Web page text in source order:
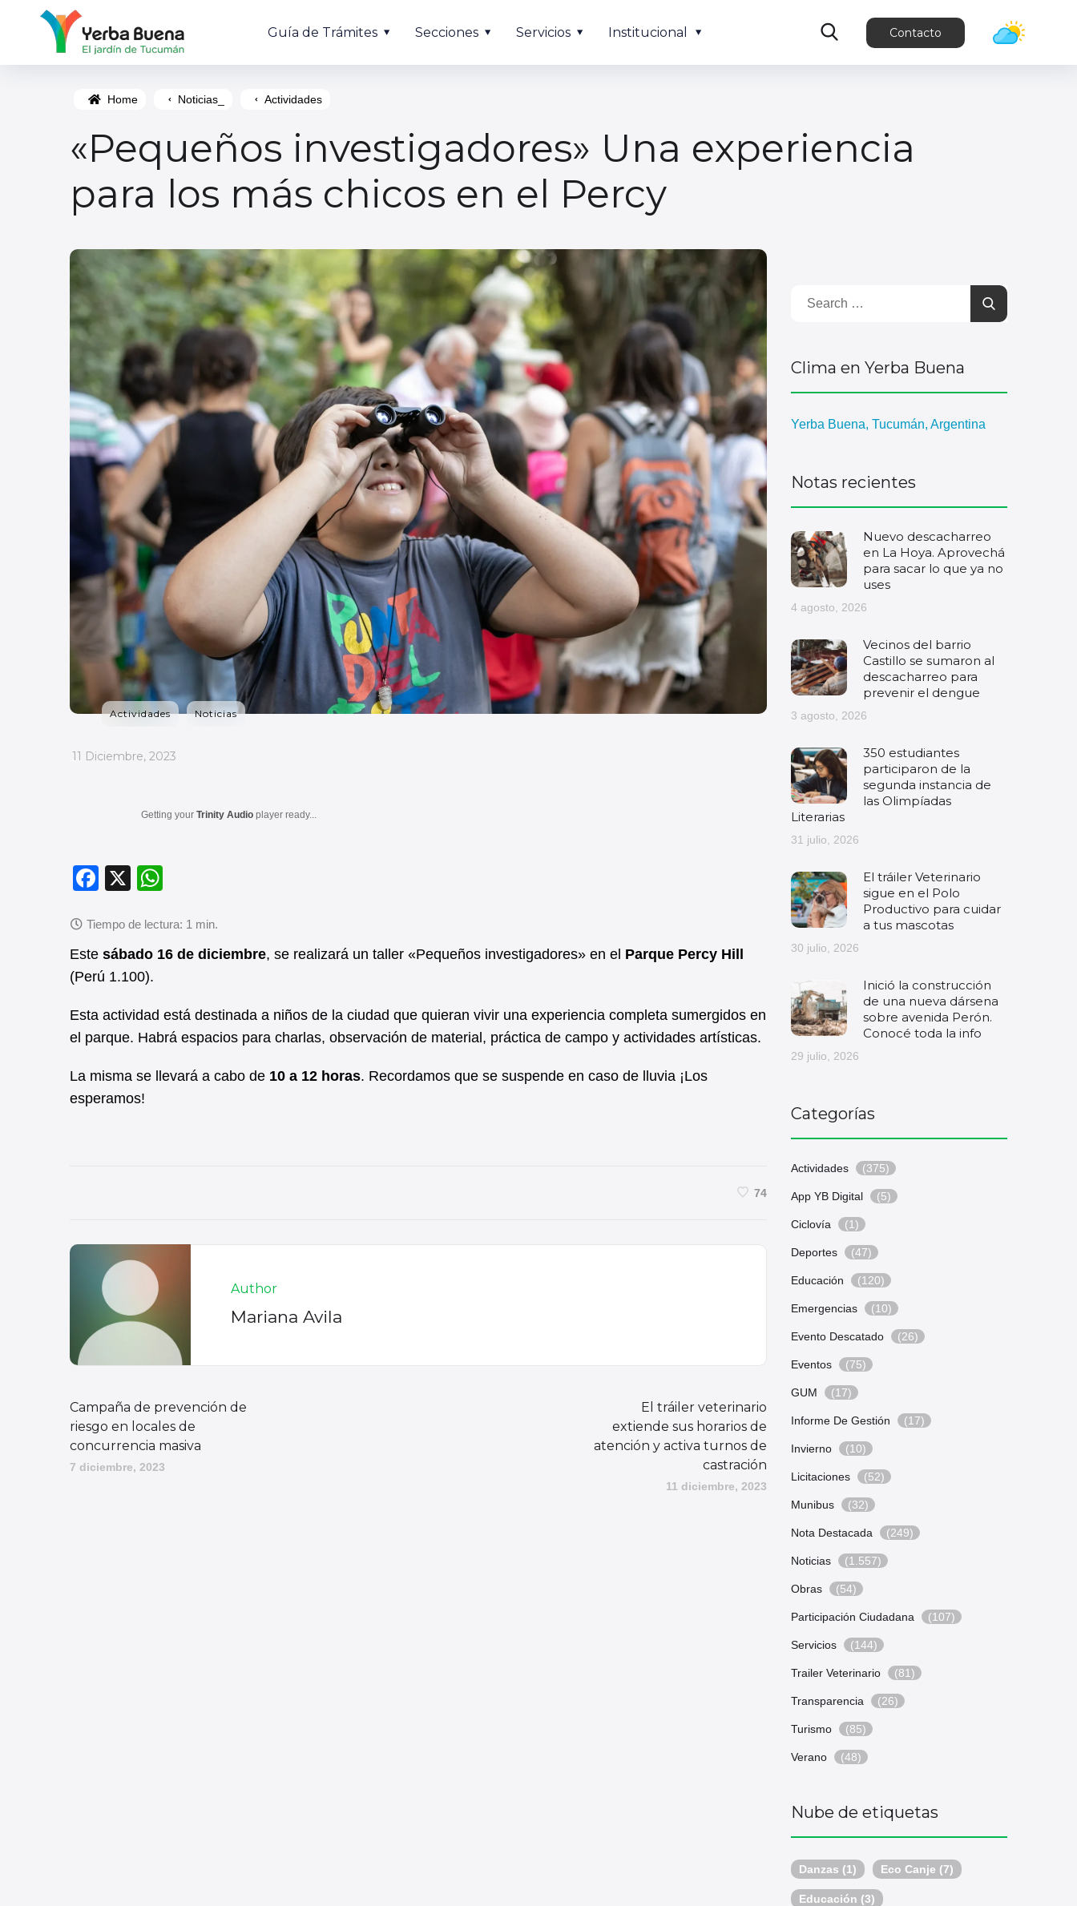
Guía de Trámites Secciones Servicios Institucional Contacto
Home Noticias_ Actividades
«Pequeños investigadores» Una experiencia
para los más chicos en el Percy
Actividades Noticias
_
11 Diciembre, 2023
Getting your Trinity Audio player ready...
F
c
e
b
o
o
X
at
s
p
p
Este sábado 16 de diciembre, se realizará un taller «Pequeños investigadores» en el Parque Percy Hill
(Perú 1.100).
Esta actividad está destinada a niños de la ciudad que quieran vivir una experiencia completa sumergidos en
el parque. Habrá espacios para charlas, observación de material, práctica de campo y actividades artísticas.
La misma se llevará a cabo de 10 a 12 horas. Recordamos que se suspende en caso de lluvia ¡Los
esperamos!
74
Author
Mariana Avila
Campaña de prevención de
riesgo en locales de
concurrencia masiva
7 diciembre, 2023
El tráiler veterinario
extiende sus horarios de
atención y activa turnos de
castración
11 diciembre, 2023
Clima en Yerba Buena
Yerba Buena, Tucumán, Argentina
Notas recientes
Nuevo descacharreo
en La Hoya. Aprovechá
para sacar lo que ya no
uses
4 agosto, 2026
Vecinos del barrio
Castillo se sumaron al
descacharreo para
prevenir el dengue
3 agosto, 2026
350 estudiantes
participaron de la
segunda instancia de
las Olimpíadas
Literarias
31 julio, 2026
El tráiler Veterinario
sigue en el Polo
Productivo para cuidar
a tus mascotas
30 julio, 2026
Inició la construcción
de una nueva dársena
sobre avenida Perón.
Conocé toda la info
29 julio, 2026
Categorías
Actividades (375)
App YB Digital (5)
Ciclovía (1)
Deportes (47)
Educación (120)
Emergencias (10)
Evento Descatado (26)
Eventos (75)
GUM (17)
Informe De Gestión (17)
Invierno (10)
Licitaciones (52)
Munibus (32)
Nota Destacada (249)
Noticias (1.557)
Obras (54)
Participación Ciudadana (107)
Servicios (144)
Trailer Veterinario (81)
Transparencia (26)
Turismo (85)
Verano (48)
Nube de etiquetas
Danzas (1) Eco Canje (7)
Educación (3)